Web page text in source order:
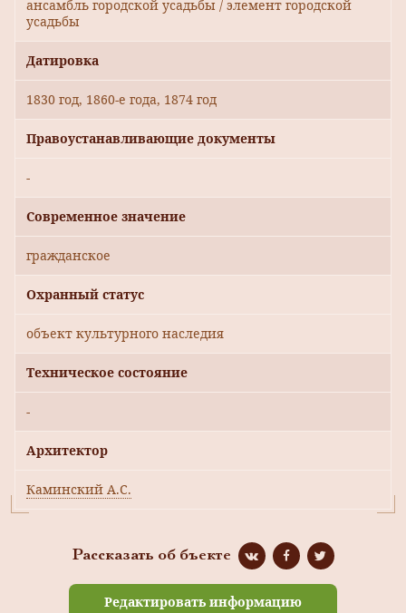
ансамбль городской усадьбы / элемент городской
усадьбы
Датировка
1830 год, 1860-е года, 1874 год
Правоустанавливающие документы
-
Современное значение
гражданское
Охранный статус
объект культурного наследия
Техническое состояние
-
Архитектор
Каминский А.С.
Рассказать об бъекте
Редактировать информацию